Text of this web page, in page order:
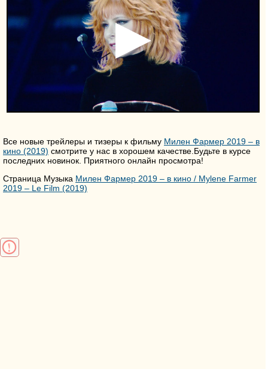
Все новые трейлеры и тизеры к фильму Милен Фармер 2019 – в
кино (2019) смотрите у нас в хорошем качестве.Будьте в курсе
последних новинок. Приятного онлайн просмотра!
Страница Музыка Милен Фармер 2019 – в кино / Mylene Farmer
2019 – Le Film (2019)